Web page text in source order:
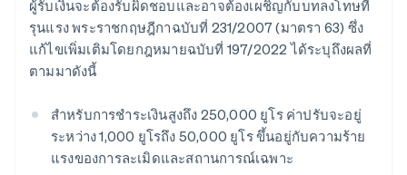
ผู้รับเงินจะต้องรับผิดชอบและอาจต้องเผชิญกับบทลงโทษที่
รุนแรง พระราชกฤษฎีกาฉบับที่ 231/2007 (มาตรา 63) ซึ่ง
แก้ไขเพิ่มเติมโดยกฎหมายฉบับที่ 197/2022 ได้ระบุถึงผลที่
ตามมาดังนี้
สำหรับการชำระเงินสูงถึง 250,000 ยูโร ค่าปรับจะอยู่
ระหว่าง 1,000 ยูโรถึง 50,000 ยูโร ขึ้นอยู่กับความร้าย
แรงของการละเมิดและสถานการณ์เฉพาะ